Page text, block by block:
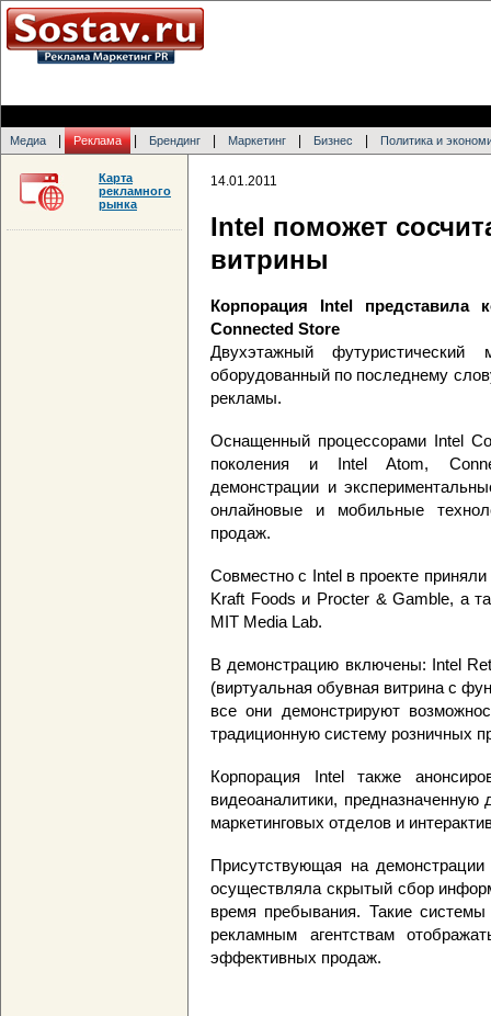
Медиа Реклама Брендинг Маркетинг Бизнес Политика и
14.01.2011
Intel поможет
витрины
Корпорация Intel представила
Connected Store
Двухэтажный
оборудованный по последнему
рекламы.
Оснащенный процессорами Intel
поколения и Intel Atom,
демонстрации и
онлайновые и мобильные
продаж.
Совместно с Intel в проекте
Kraft Foods и Procter & Gamble, а
MIT Media Lab.
В демонстрацию включены: Intel
(виртуальная обувная витрина с
все они демонстрируют
традиционную систему розничных
Корпорация Intel также
видеоаналитики,
маркетинговых отделов и
Присутствующая на
осуществляла скрытый сбор
время пребывания. Такие
рекламным агентствам
эффективных продаж.
Карта
рекламного
рынка